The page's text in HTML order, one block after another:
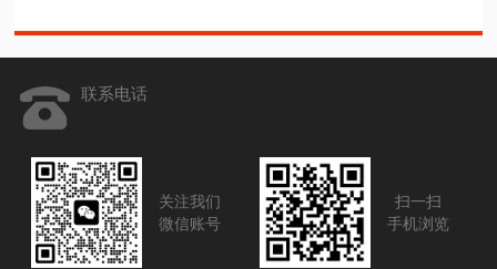
联系电话
关注我们
微信账号
扫一扫
手机浏览